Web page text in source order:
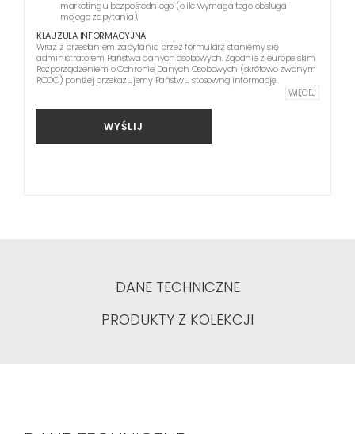
marketingu bezpośredniego (o ile wymaga tego obsługa
mojego zapytania).
KLAUZULA INFORMACYJNA
Wraz z przesłaniem zapytania przez formularz staniemy się
administratorem Państwa danych osobowych. Zgodnie z europejskim
Rozporządzeniem o Ochronie Danych Osobowych (skrótowo zwanym
RODO) poniżej przekazujemy Państwu stosowną informację.
WIĘCEJ
WYŚLIJ
DANE TECHNICZNE
PRODUKTY Z KOLEKCJI